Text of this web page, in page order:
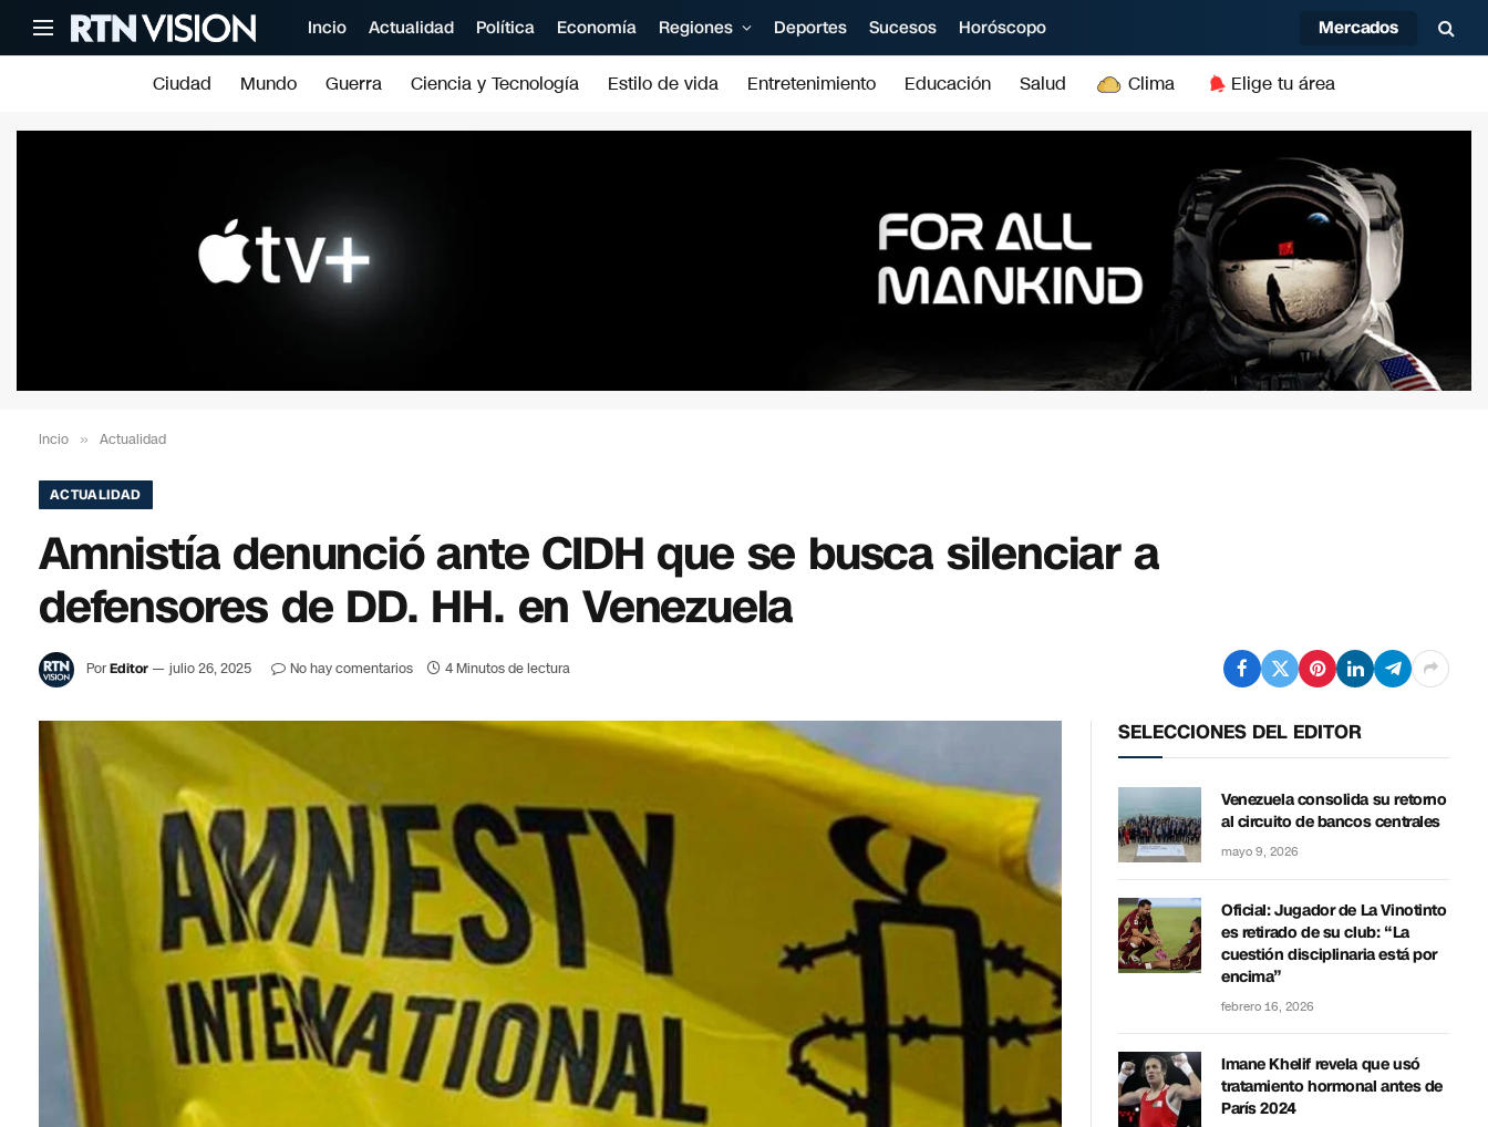
Incio Actualidad Política Economía Regiones Deportes Sucesos Horóscopo Mercados
Ciudad Mundo Guerra Ciencia y Tecnología Estilo de vida Entretenimiento Educación Salud Clima Elige tu área
Incio » Actualidad
ACTUALIDAD
Amnistía denunció ante CIDH que se busca silenciar a
defensores de DD. HH. en Venezuela
PorEditor julio 26, 2025 No hay comentarios 4 Minutos de lectura
SELECCIONES DEL EDITOR
Venezuela consolida su retorno
al circuito de bancos centrales
mayo 9, 2026
Oficial: Jugador de La Vinotinto
es retirado de su club: “La
cuestión disciplinaria está por
encima”
febrero 16, 2026
Imane Khelif revela que usó
tratamiento hormonal antes de
París 2024